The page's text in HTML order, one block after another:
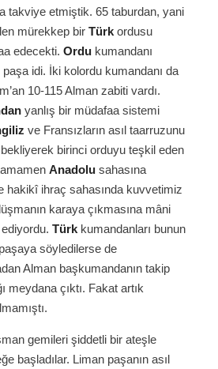
takviye etmiştik. 65 taburdan, yani
mürekkep bir Türk ordusu
edecekti. Ordu kumandanı
idi. İki kolordu kumandanı da
10-115 Alman zabiti vardı.
yanlış bir müdafaa sistemi
ve Fransızların asıl taarruzunu
birinci orduyu teşkil eden
Anadolu sahasına
hakikî ihraç sahasında kuvvetimiz
karaya çıkmasına mâni
Türk kumandanları bunun
söyledilerse de
Alman başkumandanın takip
meydana çıktı. Fakat artık
gemileri şiddetli bir ateşle
başladılar. Liman paşanın asıl